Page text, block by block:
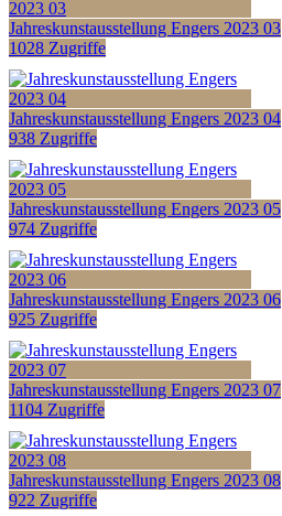
Jahreskunstausstellung Engers 2023 03
1028 Zugriffe
Jahreskunstausstellung Engers 2023 04
938 Zugriffe
Jahreskunstausstellung Engers 2023 05
974 Zugriffe
Jahreskunstausstellung Engers 2023 06
925 Zugriffe
Jahreskunstausstellung Engers 2023 07
1104 Zugriffe
Jahreskunstausstellung Engers 2023 08
922 Zugriffe